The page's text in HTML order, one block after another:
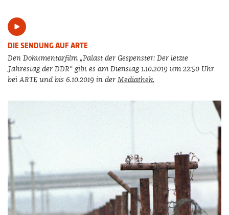
DIE SENDUNG AUF ARTE
Den Dokumentarfilm „Palast der Gespenster: Der letzte
Jahrestag der DDR“ gibt es am Dienstag 1.10.2019 um 22:50 Uhr
bei ARTE und bis 6.10.2019 in der Mediathek.